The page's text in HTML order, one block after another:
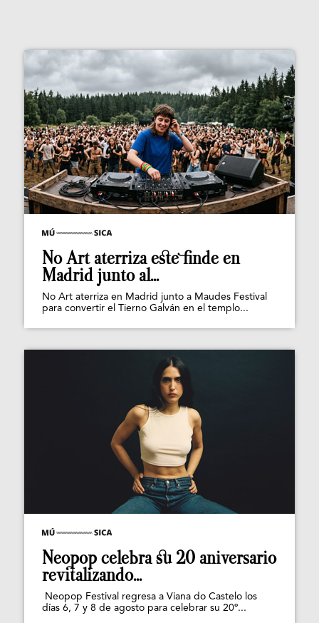
No Art aterriza este finde en
Madrid junto al...
No Art aterriza en Madrid junto a Maudes Festival
para convertir el Tierno Galván en el templo...
Neopop celebra su 20 aniversario
revitalizando...
Neopop Festival regresa a Viana do Castelo los
días 6, 7 y 8 de agosto para celebrar su 20º...